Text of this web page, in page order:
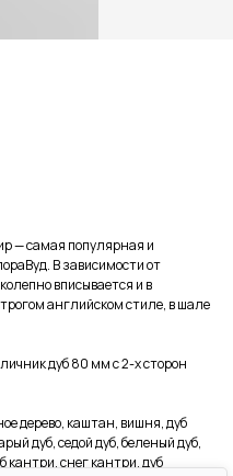
— самая популярная и
В зависимости от
вписывается и в
английском стиле, в шале
дуб 80 мм с 2-х сторон
дерево, каштан, вишня, дуб
дуб, седой дуб, беленый дуб,
кантри, снег кантри, дуб